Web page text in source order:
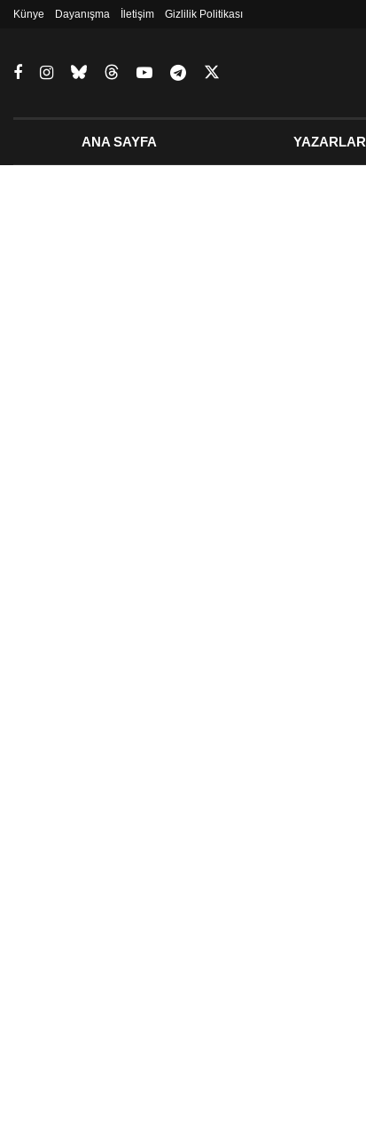
Künye Dayanışma İletişim Gizlilik Politikası
ANA SAYFA YAZARLAR